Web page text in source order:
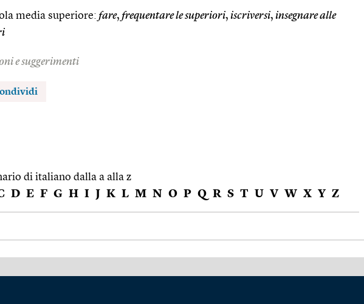
media superiore: fare, frequentare le superiori, iscriversi, insegnare alle
e suggerimenti
di italiano dalla a alla z
D E F G H I J K L M N O P Q R S T U V W X Y Z